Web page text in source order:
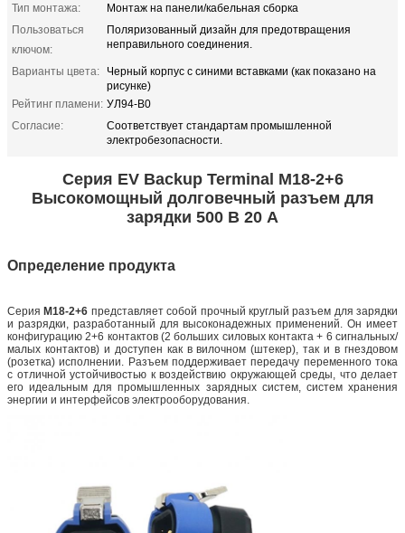
Тип монтажа:
Монтаж на панели/кабельная сборка
Пользоваться
ключом:
Поляризованный дизайн для предотвращения
неправильного соединения.
Варианты цвета:
Черный корпус с синими вставками (как показано на
рисунке)
Рейтинг пламени: УЛ94-В0
Согласие:
Соответствует стандартам промышленной
электробезопасности.
Серия EV Backup Terminal M18-2+6
Высокомощный долговечный разъем для
зарядки 500 В 20 А
Определение продукта
СерияM18-2+6 представляет собой прочный круглый разъем для зарядки
и разрядки, разработанный для высоконадежных применений. Он имеет
конфигурацию 2+6 контактов (2 больших силовых контакта + 6 сигнальных/
малых контактов) и доступен как в вилочном (штекер), так и в гнездовом
(розетка) исполнении. Разъем поддерживает передачу переменного тока
с отличной устойчивостью к воздействию окружающей среды, что делает
его идеальным для промышленных зарядных систем, систем хранения
энергии и интерфейсов электрооборудования.